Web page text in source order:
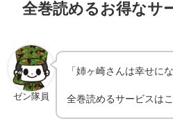
全巻読めるお得なサ
ゼン隊員
「姉ヶ崎さんは幸せに
全巻読めるサービスは